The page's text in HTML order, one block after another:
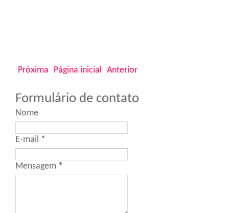
Próxima Anterior
Página inicial
Formulário de contato
Nome
E-mail *
Mensagem *